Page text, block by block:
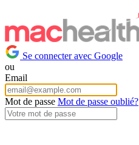
Se connecter avec Google
ou
Email
Mot de passe Mot de passe oublié?